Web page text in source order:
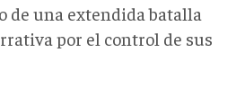
de una extendida batalla
por el control de sus